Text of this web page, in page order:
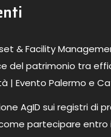
& Facility
del patrimonio tra
| Evento Palermo e
AgID sui registri di
partecipare entro